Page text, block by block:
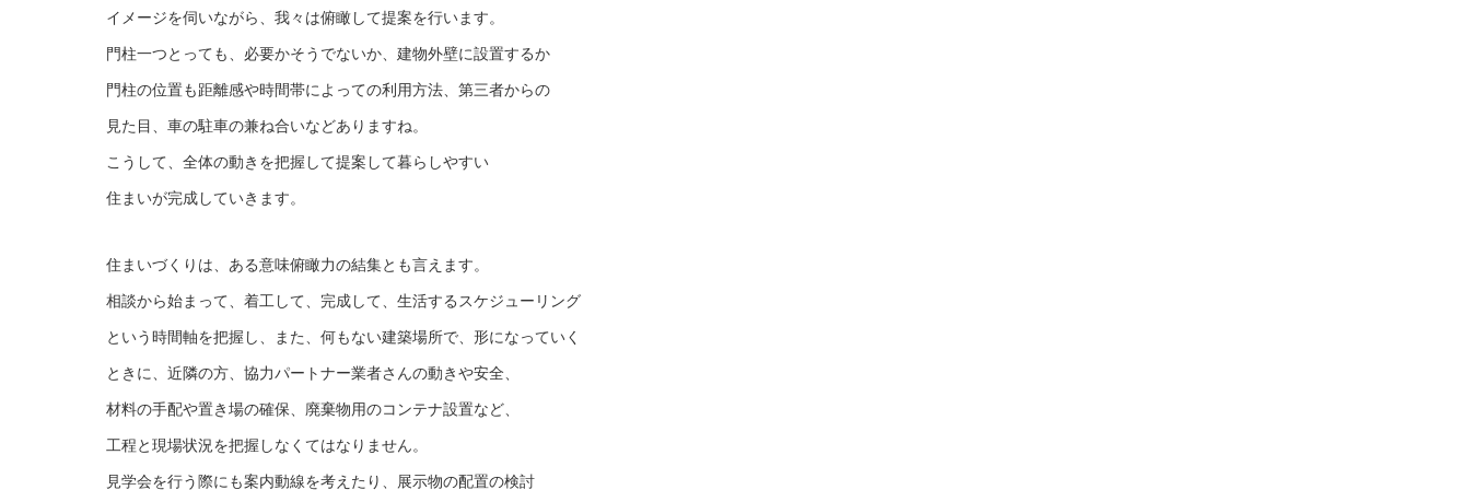
イメージを伺いながら、我々は俯瞰して提案を行います。
門柱一つとっても、必要かそうでないか、建物外壁に設置するか
門柱の位置も距離感や時間帯によっての利用方法、第三者からの
見た目、車の駐車の兼ね合いなどありますね。
こうして、全体の動きを把握して提案して暮らしやすい
住まいが完成していきます。
住まいづくりは、ある意味俯瞰力の結集とも言えます。
相談から始まって、着工して、完成して、生活するスケジューリング
という時間軸を把握し、また、何もない建築場所で、形になっていく
ときに、近隣の方、協力パートナー業者さんの動きや安全、
材料の手配や置き場の確保、廃棄物用のコンテナ設置など、
工程と現場状況を把握しなくてはなりません。
見学会を行う際にも案内動線を考えたり、展示物の配置の検討